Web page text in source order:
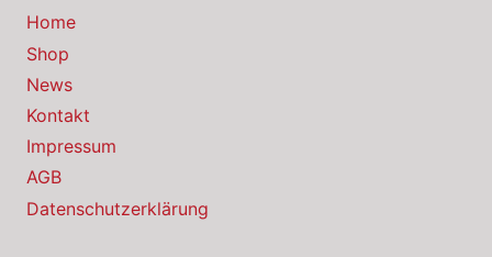
Home
Shop
News
Kontakt
Impressum
AGB
Datenschutzerklärung